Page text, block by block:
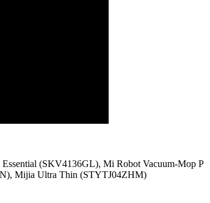
(SKV4136GL), Mi Robot Vacuum-Mop P
Mijia Ultra Thin (STYTJ04ZHM)